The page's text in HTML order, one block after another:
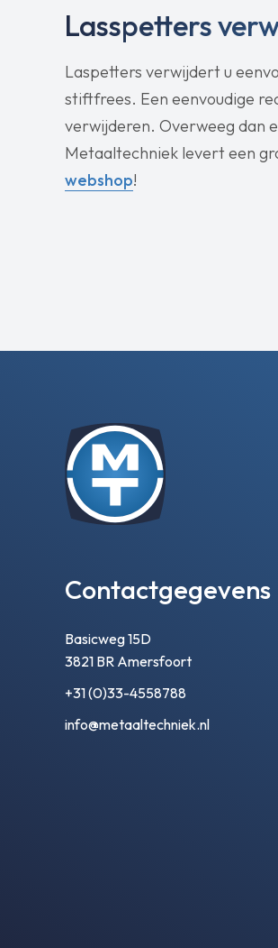
Lasspetters
Laspetters verwijdert u
stiftfrees. Een eenvoudige
verwijderen. Overweeg dan
Metaaltechniek levert een
webshop!
Contactgegevens
Basicweg 15D
3821 BR Amersfoort
+31 (0)33-4558788
info@metaaltechniek.nl